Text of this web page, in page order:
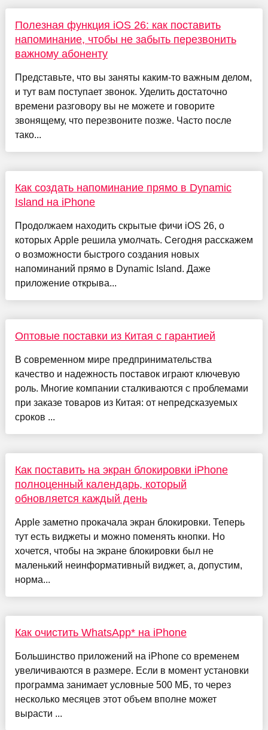
Полезная функция iOS 26: как поставить
напоминание, чтобы не забыть перезвонить
важному абоненту
Представьте, что вы заняты каким-то важным делом,
и тут вам поступает звонок. Уделить достаточно
времени разговору вы не можете и говорите
звонящему, что перезвоните позже. Часто после
тако...
Как создать напоминание прямо в Dynamic
Island на iPhone
Продолжаем находить скрытые фичи iOS 26, о
которых Apple решила умолчать. Сегодня расскажем
о возможности быстрого создания новых
напоминаний прямо в Dynamic Island. Даже
приложение открыва...
Оптовые поставки из Китая с гарантией
В современном мире предпринимательства
качество и надежность поставок играют ключевую
роль. Многие компании сталкиваются с проблемами
при заказе товаров из Китая: от непредсказуемых
сроков ...
Как поставить на экран блокировки iPhone
полноценный календарь, который
обновляется каждый день
Apple заметно прокачала экран блокировки. Теперь
тут есть виджеты и можно поменять кнопки. Но
хочется, чтобы на экране блокировки был не
маленький неинформативный виджет, а, допустим,
норма...
Как очистить WhatsApp* на iPhone
Большинство приложений на iPhone со временем
увеличиваются в размере. Если в момент установки
программа занимает условные 500 МБ, то через
несколько месяцев этот объем вполне может
вырасти ...